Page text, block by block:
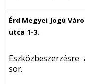
sor.